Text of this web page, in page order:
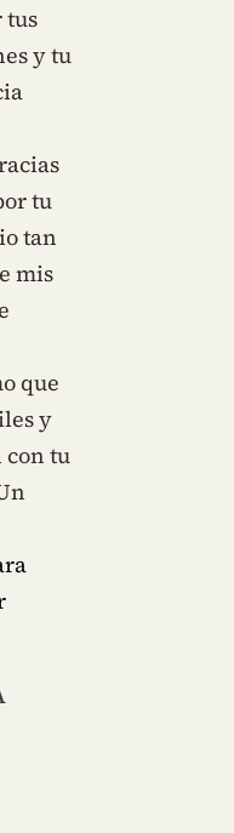
tus
y tu
tu
tan
mis
que
y
con tu